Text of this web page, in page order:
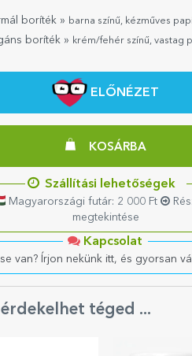
boríték » barna színű, kézműves
boríték » krém/fehér színű, vastag
ELŐNÉZET
KOSÁRBA
Szállítási lehetőségek
Magyarországi futár: 2 000 Ft
megtekintése
Kapcsolat
van? Írjon nekünk itt, és gyorsan
érdekelhet téged ...